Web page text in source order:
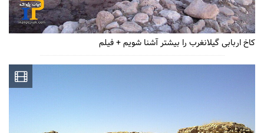
کاخ اربابی گیلانغرب را بیشتر آشنا شویم + فیلم